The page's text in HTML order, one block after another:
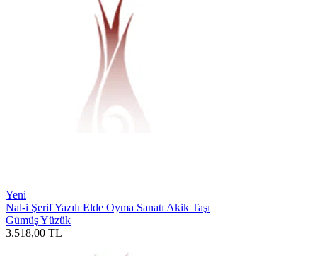
Yeni
Nal-i Şerif Yazılı Elde Oyma Sanatı Akik Taşı
Gümüş Yüzük
3.518,00 TL